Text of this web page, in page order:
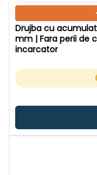
Drujba cu
mm | Fara perii de
incarcator